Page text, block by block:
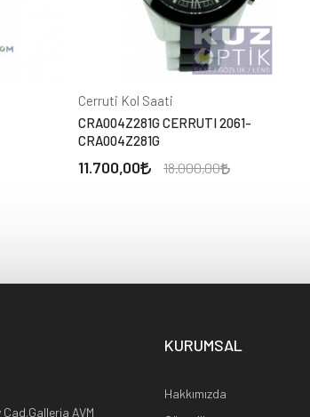
Cerruti Kol Saati
CRA004Z281G CERRUTI 2061-
CRA004Z281G
11.700,00 18.000,00
Cad.Galleria AVM
KURUMSAL
Hakkımızda